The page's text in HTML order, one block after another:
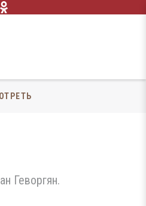
Геворгян.